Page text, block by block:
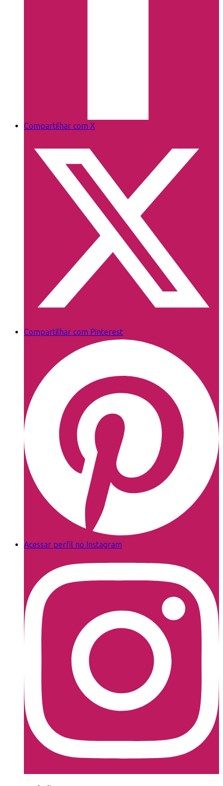
Compartilhar com X
Compartilhar com Pinterest
Acessar perfil no Instagram